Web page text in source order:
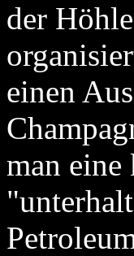
der
einen
man eine